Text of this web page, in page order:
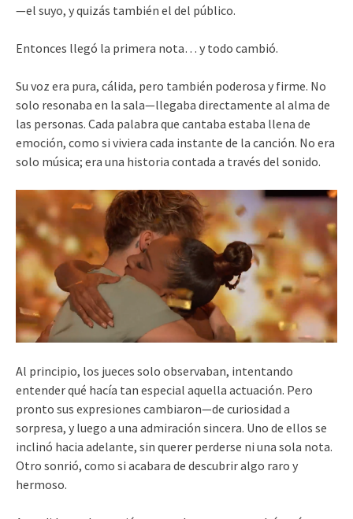
—el suyo, y quizás también el del público.
Entonces llegó la primera nota… y todo cambió.
Su voz era pura, cálida, pero también poderosa y firme. No
solo resonaba en la sala—llegaba directamente al alma de
las personas. Cada palabra que cantaba estaba llena de
emoción, como si viviera cada instante de la canción. No era
solo música; era una historia contada a través del sonido.
Al principio, los jueces solo observaban, intentando
entender qué hacía tan especial aquella actuación. Pero
pronto sus expresiones cambiaron—de curiosidad a
sorpresa, y luego a una admiración sincera. Uno de ellos se
inclinó hacia adelante, sin querer perderse ni una sola nota.
Otro sonrió, como si acabara de descubrir algo raro y
hermoso.